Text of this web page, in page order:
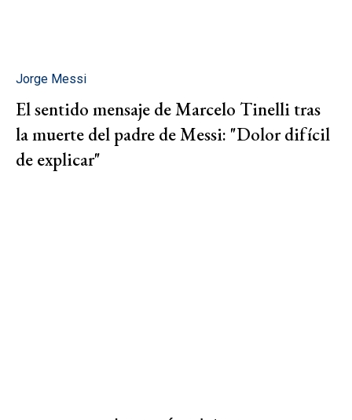
Jorge Messi
El sentido mensaje de Marcelo Tinelli tras
la muerte del padre de Messi: "Dolor difícil
de explicar"